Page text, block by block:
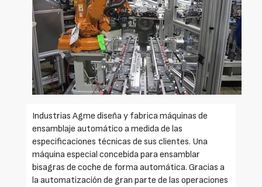
Industrias Agme diseña y fabrica máquinas de
ensamblaje automático a medida de las
especificaciones técnicas de sus clientes. Una
máquina especial concebida para ensamblar
bisagras de coche de forma automática. Gracias a
la automatización de gran parte de las operaciones